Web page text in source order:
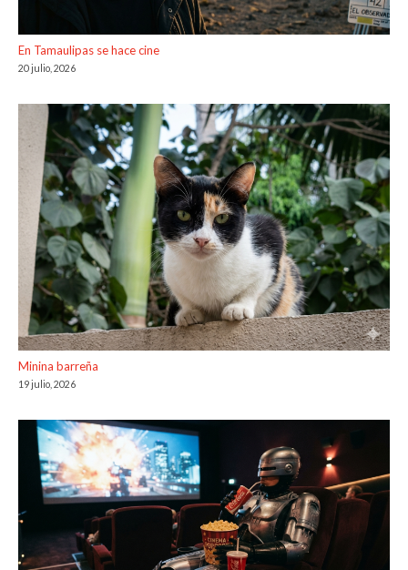
En Tamaulipas se hace cine
20 julio, 2026
Minina barreña
19 julio, 2026